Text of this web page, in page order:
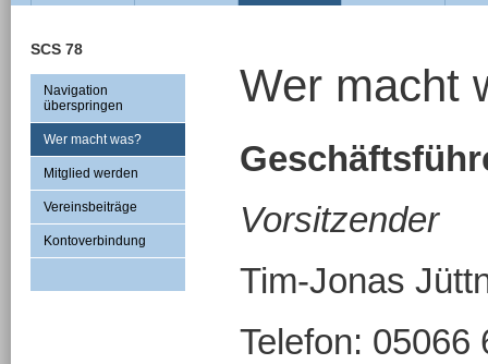
SCS 78
Navigation
überspringen
Wer macht was?
Mitglied werden
Vereinsbeiträge
Kontoverbindung
Wer macht
Vorsitzender
Tim-Jonas
Telefon: 05066